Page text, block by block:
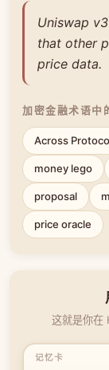
Uniswap
that other
price data.
加密金融术语中
Across
money lego
proposal
price oracle
这就是你